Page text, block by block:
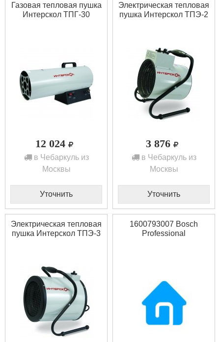
Газовая тепловая пушка
Интерскол ТПГ-30
12 024
в Чебаркуль из
Москвы
Уточнить
Электрическая тепловая
пушка Интерскол ТПЭ-2
3 876
в Чебаркуль из
Москвы
Уточнить
Электрическая тепловая
пушка Интерскол ТПЭ-3
1600793007 Bosch
Professional